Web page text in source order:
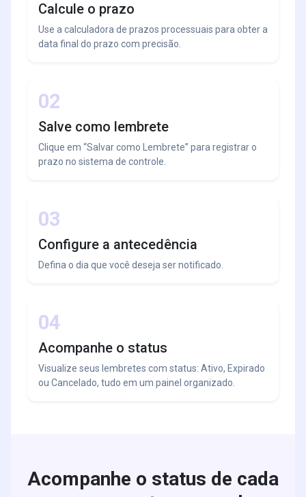
Calcule o prazo
Use a calculadora de prazos processuais para obter a
data final do prazo com precisão.
02
Salve como lembrete
Clique em “Salvar como Lembrete” para registrar o
prazo no sistema de controle.
03
Configure a antecedência
Defina o dia que você deseja ser notificado.
04
Acompanhe o status
Visualize seus lembretes com status: Ativo, Expirado
ou Cancelado, tudo em um painel organizado.
Acompanhe o status de cada